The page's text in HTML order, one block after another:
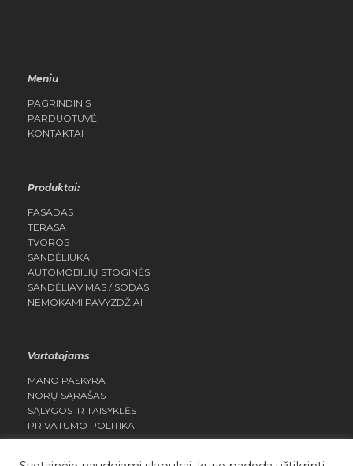
Meniu
PAGRINDINIS
PARDUOTUVĖ
KONTAKTAI
Produktai:
FASADAS
TERASA
TVOROS
SANDĖLIUKAI
AUTOMOBILIŲ STOGINĖS
SANDĖLIAVIMAS / SODAS
NEMOKAMI PAVYZDŽIAI
Vartotojams
MANO PASKYRA
NORŲ SĄRAŠAS
SĄLYGOS IR TAISYKLĖS
PRIVATUMO POLITIKA